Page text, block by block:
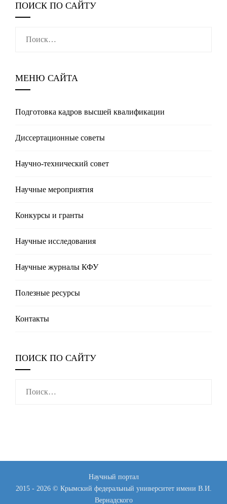
ПОИСК ПО САЙТУ
МЕНЮ САЙТА
Подготовка кадров высшей квалификации
Диссертационные советы
Научно-технический совет
Научные мероприятия
Конкурсы и гранты
Научные исследования
Научные журналы КФУ
Полезные реcурсы
Контакты
ПОИСК ПО САЙТУ
Научный портал
2015 - 2026 © Крымский федеральный университет имени В.И.
Вернадского